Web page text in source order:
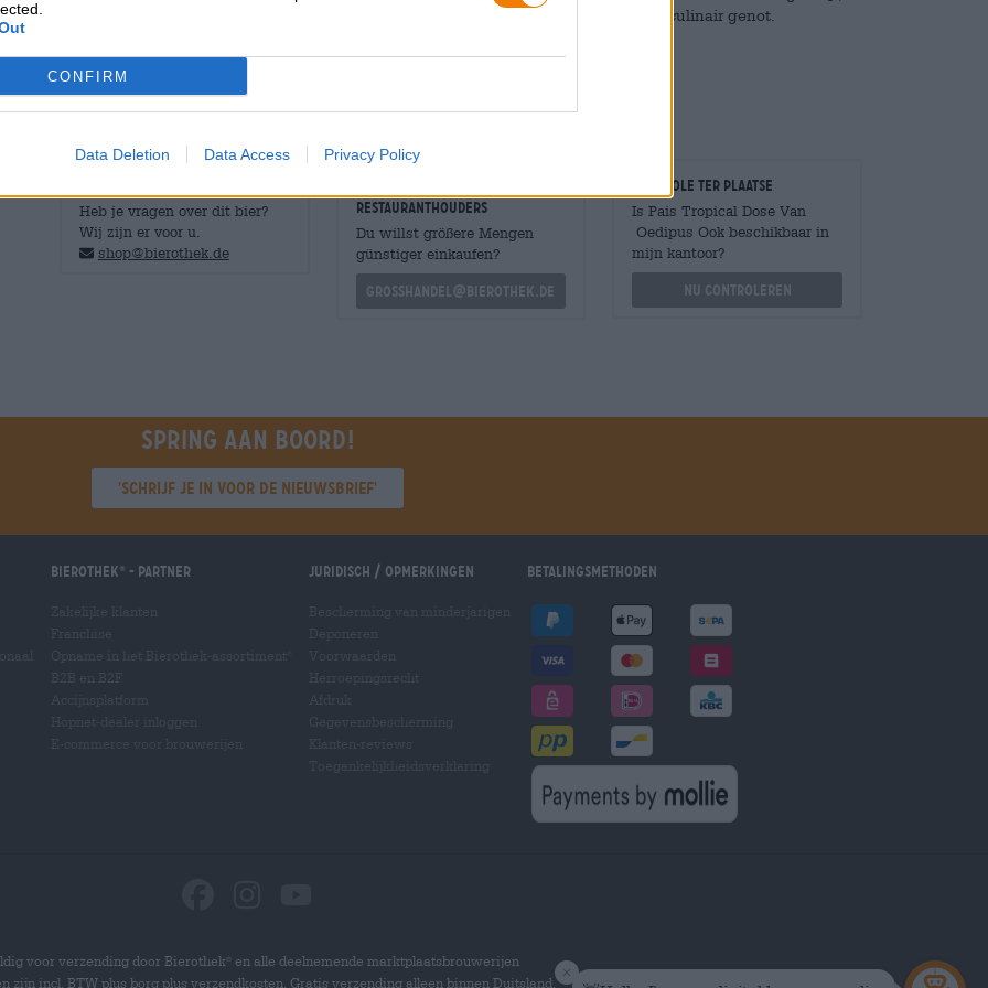
CONFIRM
Data Deletion Data Access Privacy Policy
steenfruit, zure citrustonen en een knapperige bitterheid zorgen voor een waar culinair genot.
Wij vervoeren dit tropische uitjein flessenen blikjes.
Heb je vragen over dit bier?
Wij zijn er voor u.
shop@bierothek.de
restauranthouders
Du willst größere Mengen
günstiger einkaufen?
grosshandel@bierothek.de
Controle ter plaatse
Is Pais Tropical Dose Van
Oedipus Ook beschikbaar in
mijn kantoor?
Nu controleren
Spring aan boord!
'Schrijf je in voor de nieuwsbrief'
Bierothek - Partner Juridisch / Opmerkingen Betalingsmethoden
voor verzending door Bierothek
en alle deelnemende marktplaatsbrouwerijen
zijn incl. BTW plus borg plus verzendkosten. Gratis verzending alleen binnen Duitsland.